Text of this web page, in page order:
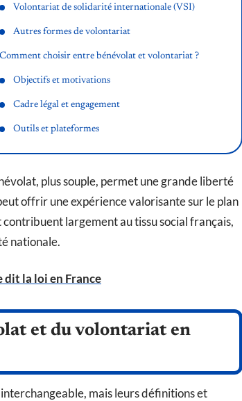
Volontariat de solidarité internationale (VSI)
Autres formes de volontariat
Comment choisir entre bénévolat et volontariat ?
Objectifs et motivations
Cadre légal et engagement
Outils et plateformes
plus souple, permet une grande liberté
offrir une expérience valorisante sur le plan
largement au tissu social français,
nationale.
dit la loi en France
et du volontariat en
mais leurs définitions et